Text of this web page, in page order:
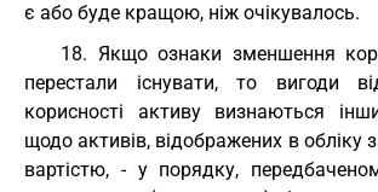
є або буде кращою, ніж очікувалось.
18. Якщо ознаки зменшення
перестали існувати, то вигоди
корисності активу визнаються
щодо активів, відображених в обліку
вартістю, - у порядку,